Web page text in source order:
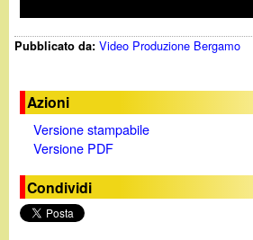
i
y
Pubblicato da:Video Produzione Bergamo
Azioni
Versione stampabile
Versione PDF
Condividi